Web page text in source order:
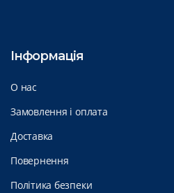
Інформація
О нас
Замовлення і оплата
Доставка
Повернення
Політика безпеки